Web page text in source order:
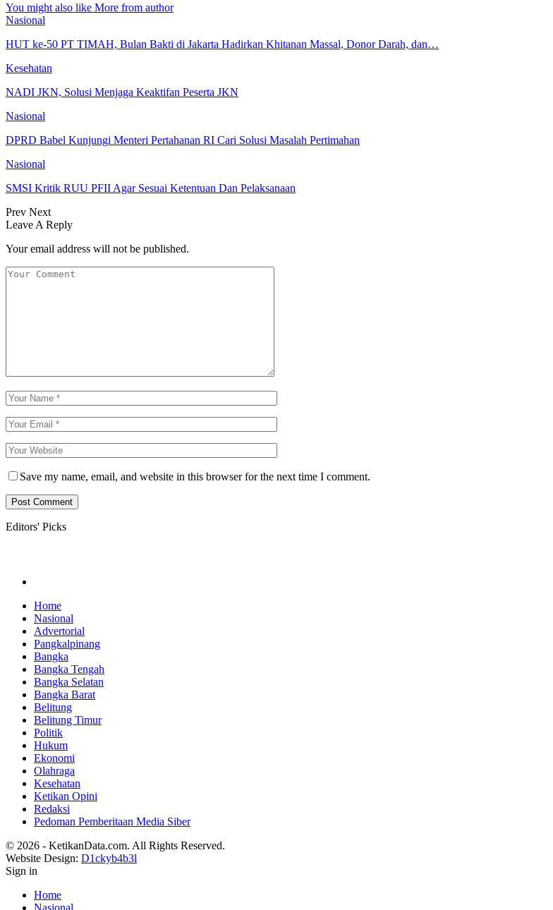
You might also like More from author
Nasional
HUT ke-50 PT TIMAH, Bulan Bakti di Jakarta Hadirkan Khitanan Massal, Donor Darah, dan…
Kesehatan
NADI JKN, Solusi Menjaga Keaktifan Peserta JKN
Nasional
DPRD Babel Kunjungi Menteri Pertahanan RI Cari Solusi Masalah Pertimahan
Nasional
SMSI Kritik RUU PFII Agar Sesuai Ketentuan Dan Pelaksanaan
Prev Next
Leave A Reply
Your email address will not be published.
Save my name, email, and website in this browser for the next time I comment.
Editors' Picks
Home
Nasional
Advertorial
Pangkalpinang
Bangka
Bangka Tengah
Bangka Selatan
Bangka Barat
Belitung
Belitung Timur
Politik
Hukum
Ekonomi
Olahraga
Kesehatan
Ketikan Opini
Redaksi
Pedoman Pemberitaan Media Siber
© 2026 - KetikanData.com. All Rights Reserved.
Website Design: D1ckyb4b3l
Sign in
Home